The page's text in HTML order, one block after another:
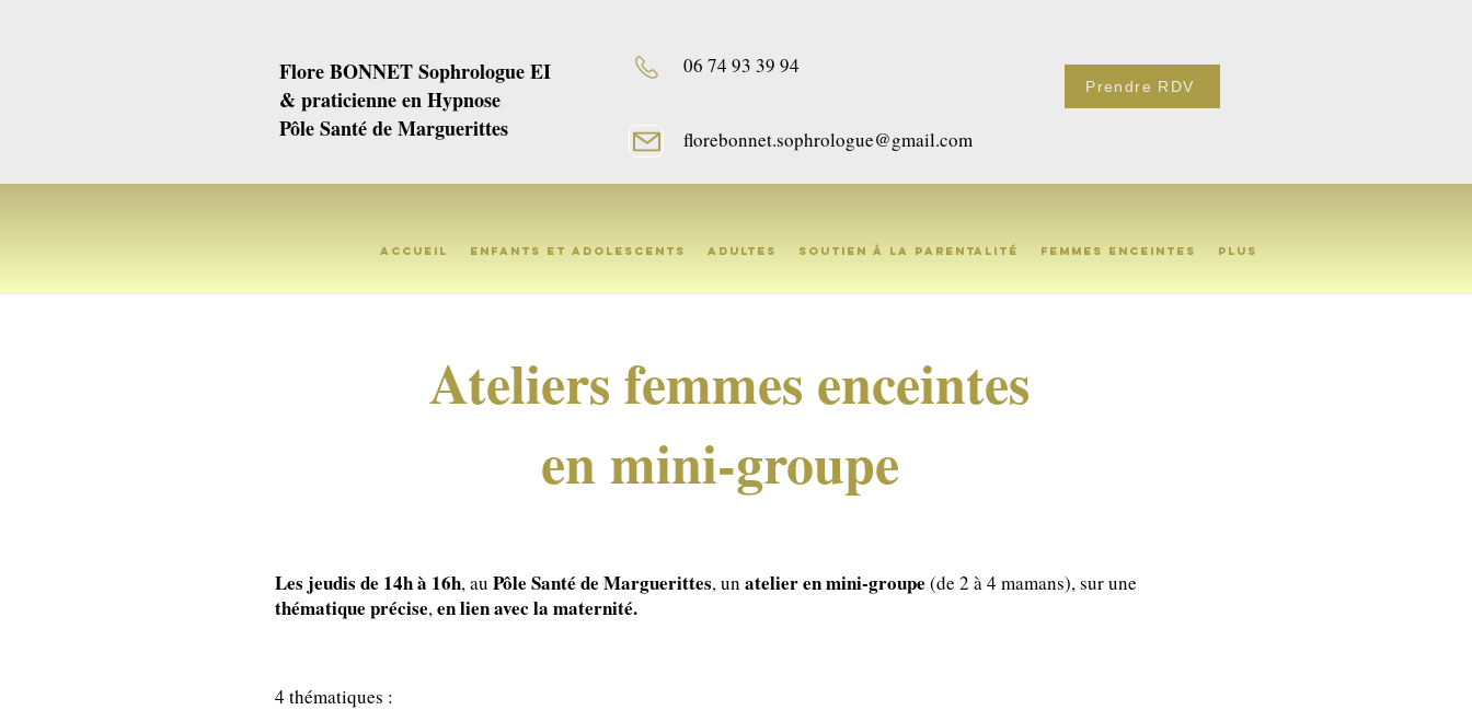
Flore BONNET Sophrologue EI
& praticienne en Hypnose
Pôle Santé de Marguerittes
06 74 93 39 94
Prendre RDV
florebonnet.sophrologue@gmail.com
Accueil Enfants et adolescents Adultes Soutien à la parentalité Femmes enceintes Plus
Ateliers femmes enceintes
en mini-groupe
Les jeudis de 14h à 16h, au Pôle Santé de Marguerittes, un atelier en mini-groupe (de 2 à 4 mamans), sur une
thématique précise,en lien avec la maternité.
4 thématiques :